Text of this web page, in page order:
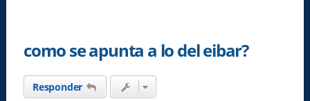
como se apunta a lo del eibar?
Responder